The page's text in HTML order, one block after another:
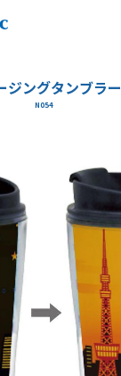
ジングタンブラー
N054